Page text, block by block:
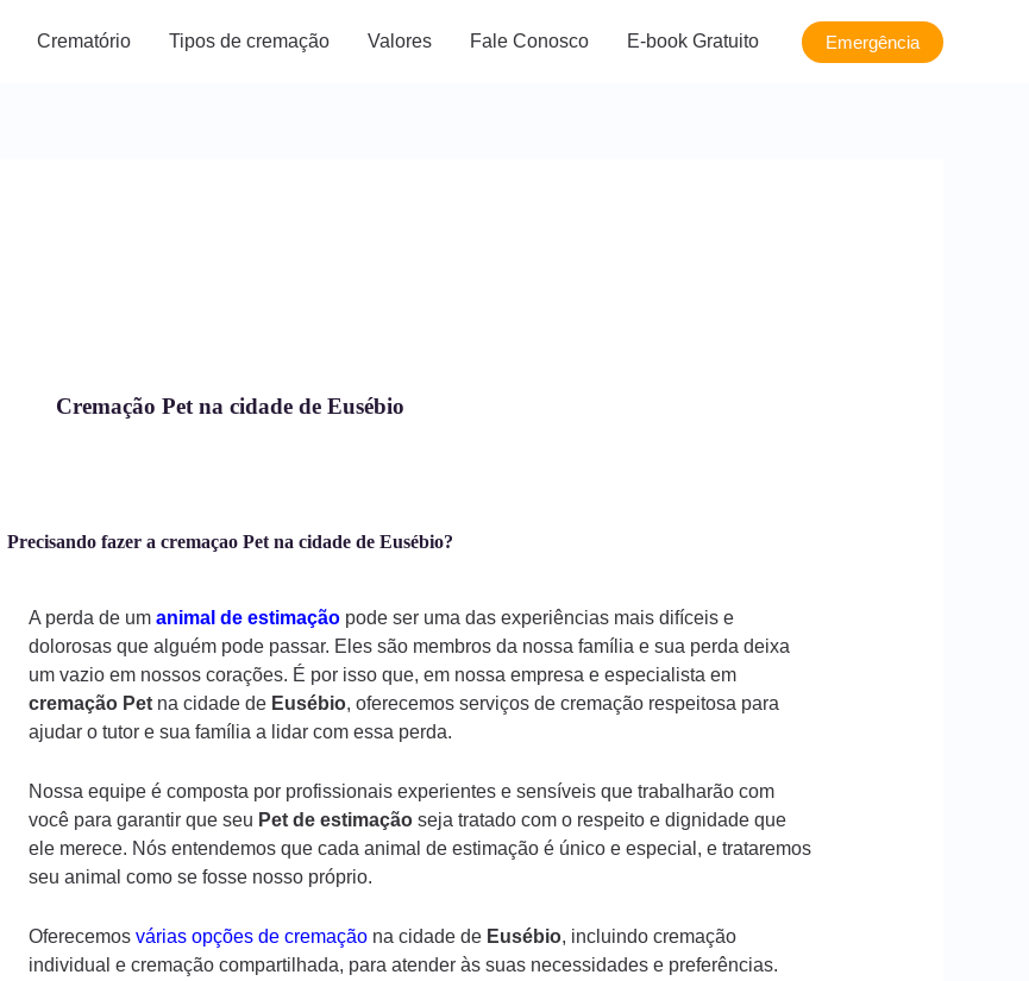
Crematório Tipos de cremação Valores Fale Conosco E-book Gratuito Emergência
Cremação Pet na cidade de Eusébio
Precisando fazer a cremaçao Pet na cidade de Eusébio?
A perda de um animal de estimaçãopode ser uma das experiências mais difíceis e
dolorosas que alguém pode passar. Eles são membros da nossa família e sua perda deixa
um vazio em nossos corações. É por isso que, em nossa empresa e especialista em
cremação Petna cidade de Eusébio, oferecemos serviços de cremação respeitosa para
ajudar o tutor e sua família a lidar com essa perda.
Nossa equipe é composta por profissionais experientes e sensíveis que trabalharão com
você para garantir que seu Pet de estimaçãoseja tratado com o respeito e dignidade que
ele merece. Nós entendemos que cada animal de estimação é único e especial, e trataremos
seu animal como se fosse nosso próprio.
Oferecemos várias opções de cremaçãona cidade de Eusébio, incluindo cremação
individual e cremação compartilhada, para atender às suas necessidades e preferências.